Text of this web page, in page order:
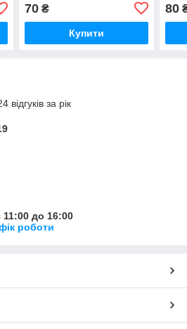
70₴
Купити
80
за рік
до 16:00
роботи